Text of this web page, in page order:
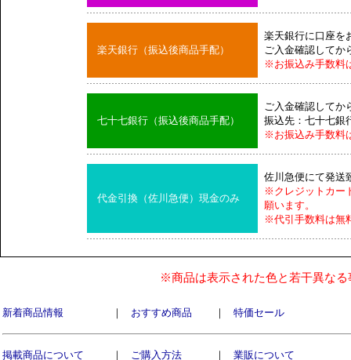
楽天銀行（振込後商品手配）
楽天銀行に口座を
ご入金確認してか
※お振込み手数料
七十七銀行（振込後商品手配）
ご入金確認してか
振込先：七十七銀
※お振込み手数料
代金引換（佐川急便）現金のみ
佐川急便にて発送
※クレジットカー
願います。
※代引手数料は無
※商品は表示された色と若干異な
新着商品情報 ｜ おすすめ商品 ｜ 特価セール
掲載商品について ｜ ご購入方法 ｜ 業販について